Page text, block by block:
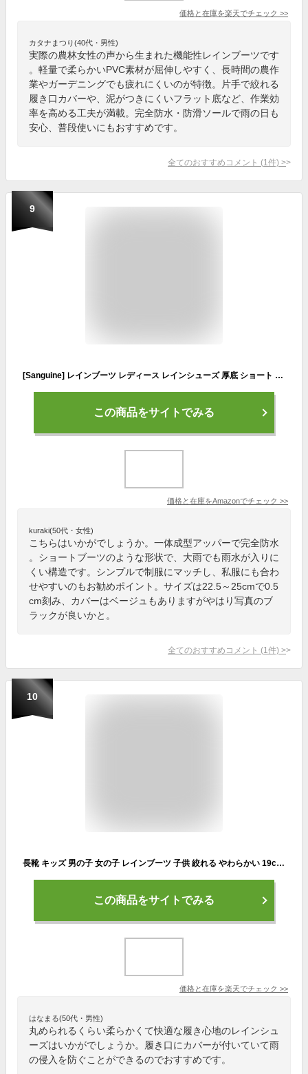
価格と在庫を楽天でチェック >>
カタナまつり(40代・男性)
実際の農林女性の声から生まれた機能性レインブーツです
。軽量で柔らかいPVC素材が屈伸しやすく、長時間の農作
業やガーデニングでも疲れにくいのが特徴。片手で絞れる
履き口カバーや、泥がつきにくいフラット底など、作業効
率を高める工夫が満載。完全防水・防滑ソールで雨の日も
安心、普段使いにもおすすめです。
全てのおすすめコメント (1 件) >
9
[Sanguine] レインブーツ レディース レインシューズ 厚底 ショート 完全防水 雨 雪 シンプル 無地 軽量 晴雨兼用 梅雨対策 履きやすい ブラック 24.0cm
この商品をサイトでみる
価格と在庫をAmazonでチェック >>
kuraki(50代・女性)
こちらはいかがでしょうか。一体成型アッパーで完全防水
。ショートブーツのような形状で、大雨でも雨水が入りに
くい構造です。シンプルで制服にマッチし、私服にも合わ
せやすいのもお勧めポイント。サイズは22.5～25cmで0.5
cm刻み、カバーはベージュもありますがやはり写真のブ
ラックが良いかと。
全てのおすすめコメント (1 件) >
10
長靴 キッズ 男の子 女の子 レインブーツ 子供 絞れる やわらかい 19cm〜24cm (レインシューズ 男子 女子 ジュニア 通学 子供用 雨靴 雨具 小学生 21cm 22cm 23cm) (送料無料)【取寄せ】
この商品をサイトでみる
価格と在庫を楽天でチェック >>
はなまる(50代・男性)
丸められるくらい柔らかくて快適な履き心地のレインシュ
ーズはいかがでしょうか。履き口にカバーが付いていて雨
の侵入を防ぐことができるのでおすすめです。